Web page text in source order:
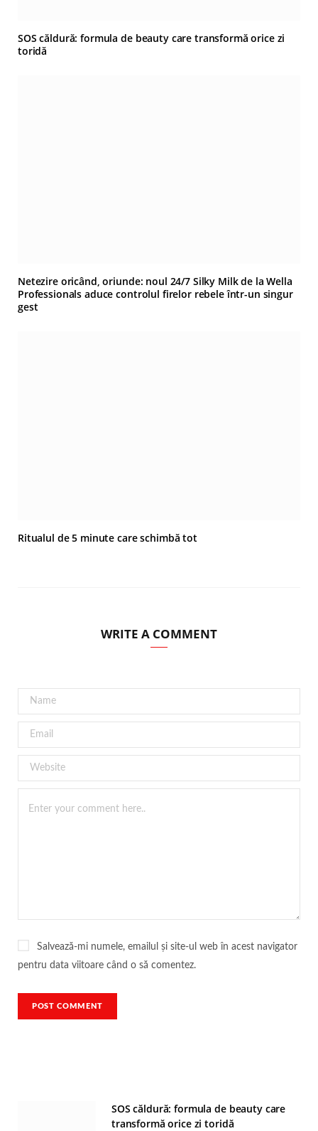
SOS căldură: formula de beauty care transformă orice zi
toridă
Netezire oricând, oriunde: noul 24/7 Silky Milk de la Wella
Professionals aduce controlul firelor rebele într-un singur
gest
Ritualul de 5 minute care schimbă tot
WRITE A COMMENT
Salvează-mi numele, emailul și site-ul web în acest navigator
pentru data viitoare când o să comentez.
SOS căldură: formula de beauty care
transformă orice zi toridă